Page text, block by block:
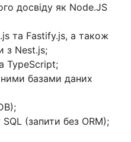
досвіду як Node.JS
та Fastify.js, а також
з Nest.js;
TypeScript;
базами даних
(запити без ORM);